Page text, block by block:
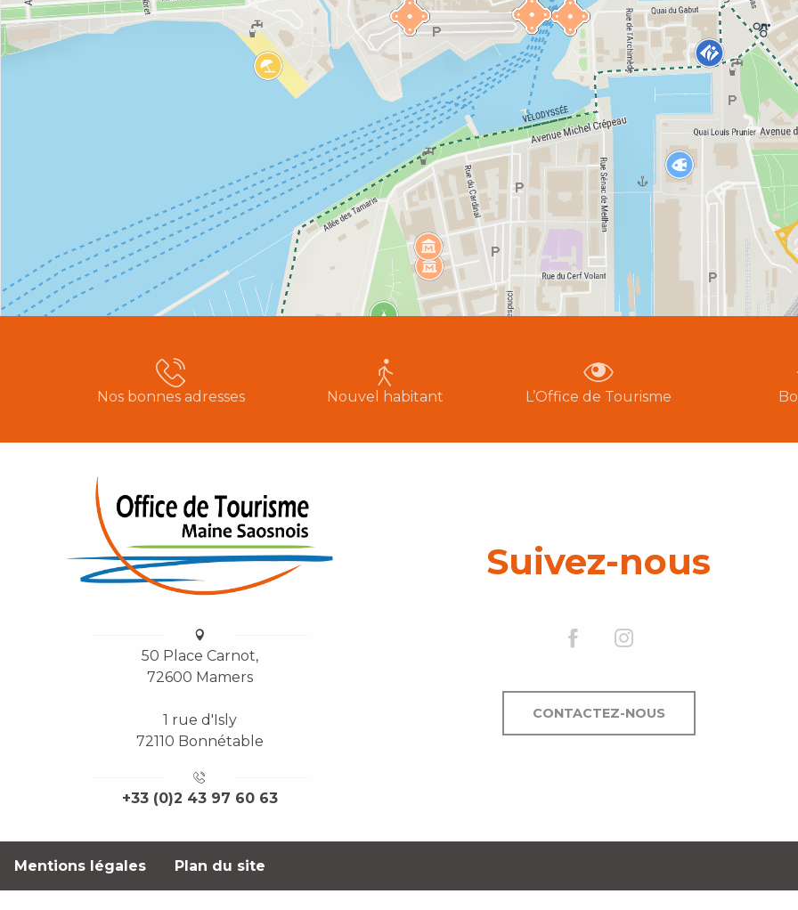
Nos bonnes adresses Nouvel habitant L’Office de Tourisme
50 Place Carnot,
72600 Mamers
1 rue d'Isly
72110 Bonnétable
+33 (0)2 43 97 60 63
Suivez-nous
CONTACTEZ-NOUS
Mentions légales Plan du site